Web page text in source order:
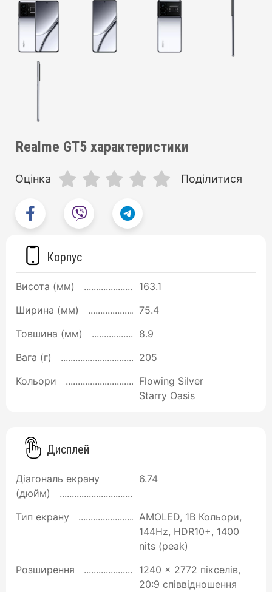
Realme GT5 характеристики
Оцінка Поділитися
Корпус
Висота (мм)
163.1
Ширина (мм)
75.4
Товшина (мм)
8.9
Вага (г)
205
Кольори
Flowing Silver
Starry Oasis
Дисплей
Діагональ екрану
(дюйм)
6.74
Тип екрану
AMOLED, 1B Кольори,
144Hz, HDR10+, 1400
nits (peak)
Розширення
1240 x 2772 пікселів,
20:9 співвідношення